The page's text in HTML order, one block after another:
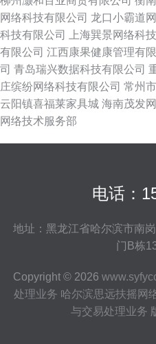
网络科技有限公司 龙口小霸道
科技有限公司
上海巽景网络科
有限公司 江西康果健康管理有
司 青岛瑞兴数据科技有限公司
庄缤纷网络科技有限公司 常州
云阳镇喜福莱家具城 海南茂发
网络技术服务部
电话：
地址：黑龙江省哈尔滨市南
门B栋
Copyright © 2026
处理业务 哈尔滨思远扶摇网
与交易处理业务